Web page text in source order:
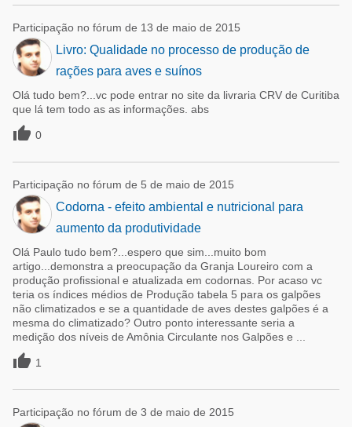
Participação no fórum de 13 de maio de 2015
Livro: Qualidade no processo de produção de
rações para aves e suínos
Olá tudo bem?...vc pode entrar no site da livraria CRV de Curitiba
que lá tem todo as as informações. abs
 0
Participação no fórum de 5 de maio de 2015
Codorna - efeito ambiental e nutricional para
aumento da produtividade
Olá Paulo tudo bem?...espero que sim...muito bom
artigo...demonstra a preocupação da Granja Loureiro com a
produção profissional e atualizada em codornas. Por acaso vc
teria os índices médios de Produção tabela 5 para os galpões
não climatizados e se a quantidade de aves destes galpões é a
mesma do climatizado? Outro ponto interessante seria a
medição dos níveis de Amônia Circulante nos Galpões e ...
 1
Participação no fórum de 3 de maio de 2015